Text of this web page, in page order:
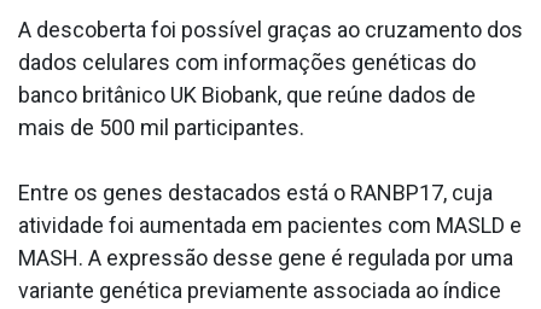
A descoberta foi possível graças ao cruzamento dos
dados celulares com informações genéticas do
banco britânico UK Biobank, que reúne dados de
mais de 500 mil participantes.
Entre os genes destacados está o RANBP17, cuja
atividade foi aumentada em pacientes com MASLD e
MASH. A expressão desse gene é regulada por uma
variante genética previamente associada ao índice